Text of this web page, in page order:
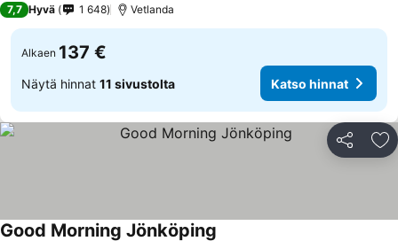
7,7 Hyvä 1 648 Vetlanda
Alkaen 137 €
Näytä hinnat 11 sivustolta Katso hinnat
Jaa
Good Morning Jönköping